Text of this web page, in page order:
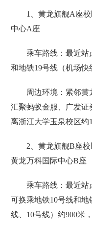
1、黄龙旗舰A座
中心A座
乘车路线：最近站
和‌地铁19号线‌（机场快
周边环境：紧邻‌黄
汇聚蚂蚁金服、广发
离‌浙江大学玉泉校区‌约
2、黄龙旗舰B座
黄龙万科国际中心B座
乘车路线：最近站
可换乘‌地铁10号线‌和‌
线、10号线）约900米